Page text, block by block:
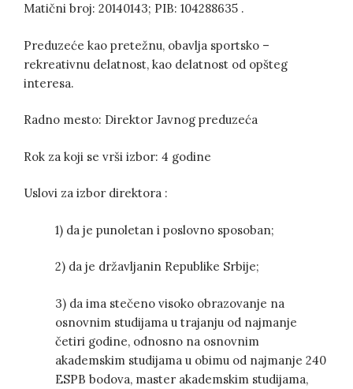
Matični broj: 20140143; PIB: 104288635 .
Preduzeće kao pretežnu, obavlja sportsko –
rekreativnu delatnost, kao delatnost od opšteg
interesa.
Radno mesto: Direktor Javnog preduzeća
Rok za koji se vrši izbor: 4 godine
Uslovi za izbor direktora :
1) da je punoletan i poslovno sposoban;
2) da je državljanin Republike Srbije;
3) da ima stečeno visoko obrazovanje na
osnovnim studijama u trajanju od najmanje
četiri godine, odnosno na osnovnim
akademskim studijama u obimu od najmanje 240
ESPB bodova, master akademskim studijama,